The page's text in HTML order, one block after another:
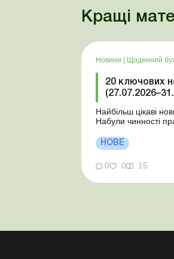
Кращі
Новини | Щоденний
20 ключових
Найбільш цікаві
Набули чинності
закони про
нові одноразові
серпня змінюється
НОВЕ
0 0 15